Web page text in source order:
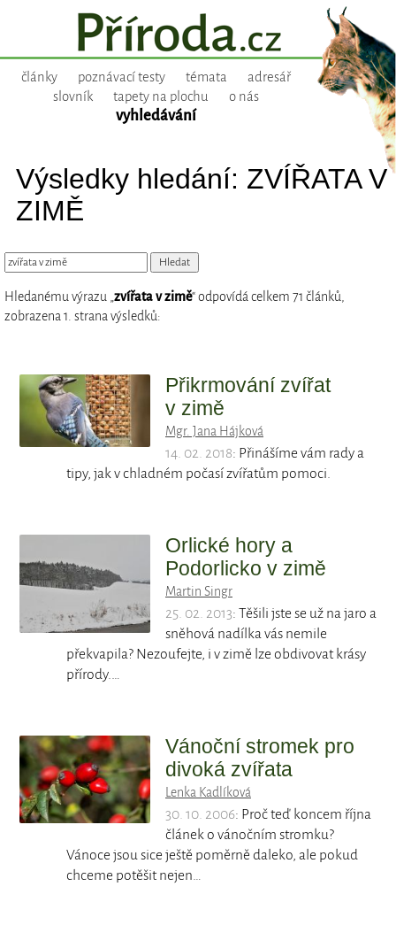
články poznávací testy témata
adresář
slovník
tapety na plochu o nás
vyhledávání
Výsledky hledání: ZVÍŘATA V
ZIMĚ
Hledanému výrazu „zvířata v zimě“ odpovídá celkem 71 článků,
zobrazena 1. strana výsledků:
Přikrmování zvířat
v zimě
Mgr. Jana Hájková
14. 02. 2018: Přinášíme vám rady a
tipy, jak v chladném počasí zvířatům pomoci.
Orlické hory a
Podorlicko v zimě
Martin Singr
25. 02. 2013: Těšili jste se už na jaro a
sněhová nadílka vás nemile
překvapila? Nezoufejte, i v zimě lze obdivovat krásy
přírody.…
Vánoční stromek pro
divoká zvířata
Lenka Kadlíková
30. 10. 2006: Proč teď koncem října
článek o vánočním stromku?
Vánoce jsou sice ještě poměrně daleko, ale pokud
chceme potěšit nejen…